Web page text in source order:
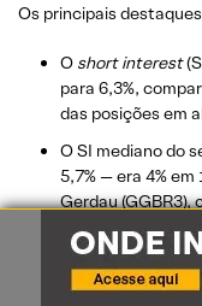
Os principais
O short interest
para 6,3%,
das posições em
O SI mediano do
5,7% — era 4% em
Gerdau (GGBR3),
que possui 15,4%
Por outro lado,
mediano, de